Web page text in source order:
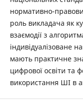
нормативно-
роль викладача як
взаємодії з
індивідуалізоване
мають практичне
цифрової освіти та
використання ШІ в